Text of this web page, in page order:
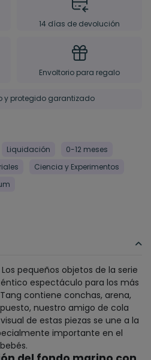
14 días de devolución
Envoltorio para regalo
y protegido garantizado
Liquidación
0-12 meses
Ciencia y Experimentos
pequeños objetos de la serie
espectáculo para los más
contiene conchas, arena,
nuestro amigo de cola
de estas piezas se une a la
importante en el